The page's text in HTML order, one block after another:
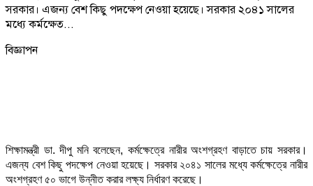
সরকার। এজন্য বেশ কিছু পদক্ষেপ নেওয়া হয়েছে। সরকার ২০৪১ সালের
মধ্যে কর্মক্ষেত...
বিজ্ঞাপন
শিক্ষামন্ত্রী ডা. দীপু মনি বলেছেন, কর্মক্ষেত্রে নারীর অংশগ্রহণ বাড়াতে চায় সরকার।
এজন্য বেশ কিছু পদক্ষেপ নেওয়া হয়েছে। সরকার ২০৪১ সালের মধ্যে কর্মক্ষেত্রে নারীর
অংশগ্রহণ ৫০ ভাগে উন্নীত করার লক্ষ্য নির্ধারণ করেছে।